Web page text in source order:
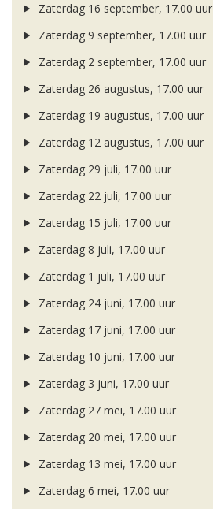
Zaterdag 16 september, 17.00 uur
Zaterdag 9 september, 17.00 uur
Zaterdag 2 september, 17.00 uur
Zaterdag 26 augustus, 17.00 uur
Zaterdag 19 augustus, 17.00 uur
Zaterdag 12 augustus, 17.00 uur
Zaterdag 29 juli, 17.00 uur
Zaterdag 22 juli, 17.00 uur
Zaterdag 15 juli, 17.00 uur
Zaterdag 8 juli, 17.00 uur
Zaterdag 1 juli, 17.00 uur
Zaterdag 24 juni, 17.00 uur
Zaterdag 17 juni, 17.00 uur
Zaterdag 10 juni, 17.00 uur
Zaterdag 3 juni, 17.00 uur
Zaterdag 27 mei, 17.00 uur
Zaterdag 20 mei, 17.00 uur
Zaterdag 13 mei, 17.00 uur
Zaterdag 6 mei, 17.00 uur